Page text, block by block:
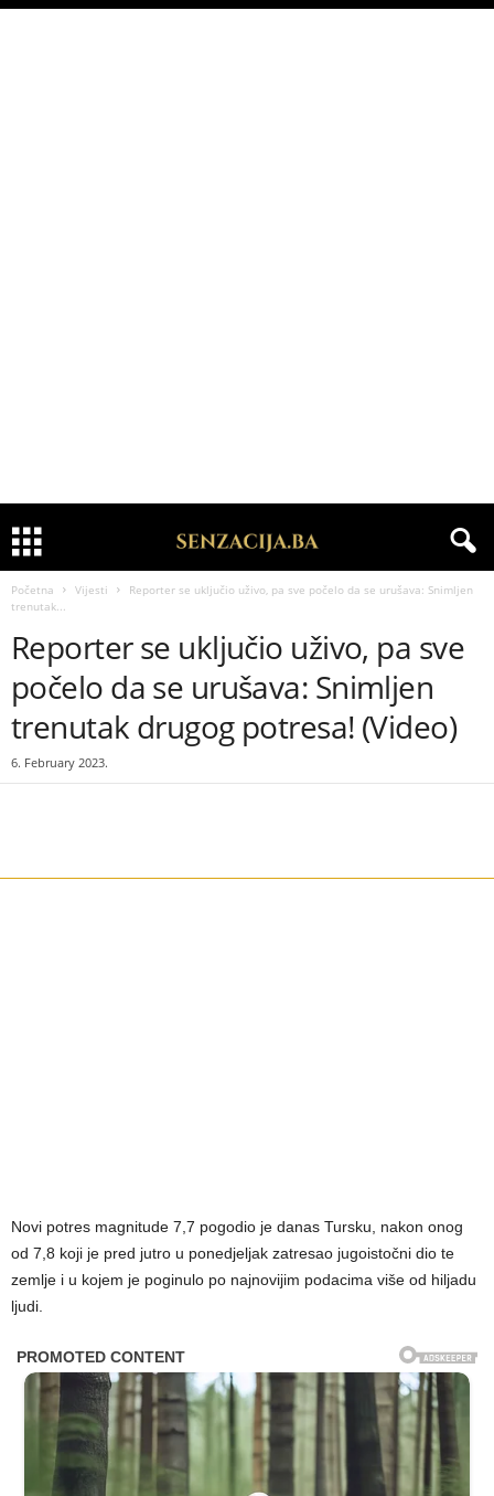
Početna Vijesti
Reporter se uključio uživo, pa sve počelo da se urušava: Snimljen
trenutak...
Reporter se uključio uživo, pa sve
počelo da se urušava: Snimljen
trenutak drugog potresa! (Video)
6. February 2023.
Novi potres magnitude 7,7 pogodio je danas Tursku, nakon onog
od 7,8 koji je pred jutro u ponedjeljak zatresao jugoistočni dio te
zemlje i u kojem je poginulo po najnovijim podacima više od hiljadu
ljudi.